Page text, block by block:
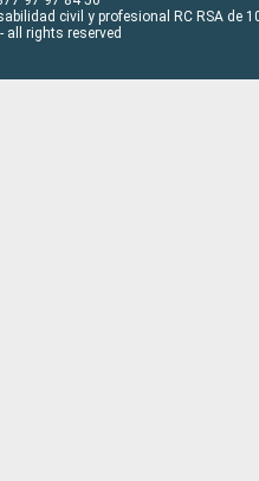
civil y profesional RC RSA de
all rights reserved